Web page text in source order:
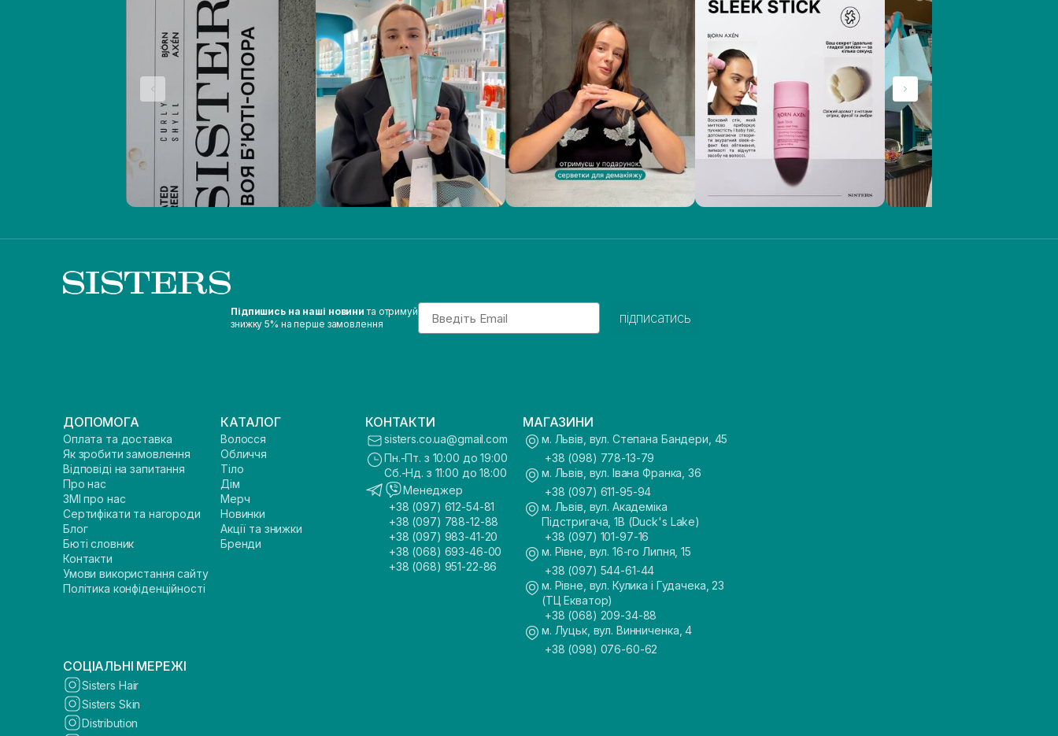
Підпишись на наші новини та отримуй
знижку 5% на перше замовлення
Email
підписатись
ДОПОМОГА
Оплата та доставка
Як зробити замовлення
Відповіді на запитання
Про нас
ЗМІ про нас
Сертифікати та нагороди
Блог
Бюті словник
Контакти
Умови використання сайту
Політика конфіденційності
КАТАЛОГ
Волосся
Обличчя
Тіло
Дім
Мерч
Новинки
Акції та знижки
Бренди
КОНТАКТИ
sisters.co.ua@gmail.com
Пн.-Пт. з 10:00 до 19:00
Сб.-Нд. з 11:00 до 18:00
Менеджер
+38 (097) 612-54-81
+38 (097) 788-12-88
+38 (097) 983-41-20
+38 (068) 693-46-00
+38 (068) 951-22-86
МАГАЗИНИ
м. Львів, вул. Степана Бандери, 45
+38 (098) 778-13-79
м. Львів, вул. Івана Франка, 36
+38 (097) 611-95-94
м. Львів, вул. Академіка
Підстригача, 1В (Duck's Lake)
+38 (097) 101-97-16
м. Рівне, вул. 16-го Липня, 15
+38 (097) 544-61-44
м. Рівне, вул. Кулика і Гудачека, 23
(ТЦ Екватор)
+38 (068) 209-34-88
м. Луцьк, вул. Винниченка, 4
+38 (098) 076-60-62
СОЦІАЛЬНІ МЕРЕЖІ
Sisters Hair
Sisters Skin
Distribution